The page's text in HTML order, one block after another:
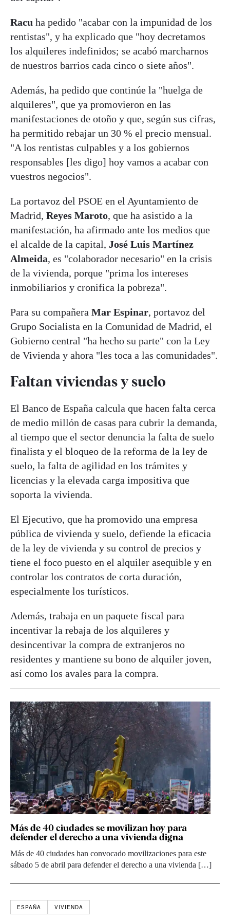
Racu ha pedido "acabar con la impunidad de los
rentistas", y ha explicado que "hoy decretamos
los alquileres indefinidos; se acabó marcharnos
de nuestros barrios cada cinco o siete años".
Además, ha pedido que continúe la "huelga de
alquileres", que ya promovieron en las
manifestaciones de otoño y que, según sus cifras,
ha permitido rebajar un 30 % el precio mensual.
"A los rentistas culpables y a los gobiernos
responsables [les digo] hoy vamos a acabar con
vuestros negocios".
La portavoz del PSOE en el Ayuntamiento de
Madrid, Reyes Maroto, que ha asistido a la
manifestación, ha afirmado ante los medios que
el alcalde de la capital, José Luis Martínez
Almeida, es "colaborador necesario" en la crisis
de la vivienda, porque "prima los intereses
inmobiliarios y cronifica la pobreza".
Para su compañera Mar Espinar, portavoz del
Grupo Socialista en la Comunidad de Madrid, el
Gobierno central "ha hecho su parte" con la Ley
de Vivienda y ahora "les toca a las comunidades".
Faltan viviendas y suelo
El Banco de España calcula que hacen falta cerca
de medio millón de casas para cubrir la demanda,
al tiempo que el sector denuncia la falta de suelo
finalista y el bloqueo de la reforma de la ley de
suelo, la falta de agilidad en los trámites y
licencias y la elevada carga impositiva que
soporta la vivienda.
El Ejecutivo, que ha promovido una empresa
pública de vivienda y suelo, defiende la eficacia
de la ley de vivienda y su control de precios y
tiene el foco puesto en el alquiler asequible y en
controlar los contratos de corta duración,
especialmente los turísticos.
Además, trabaja en un paquete fiscal para
incentivar la rebaja de los alquileres y
desincentivar la compra de extranjeros no
residentes y mantiene su bono de alquiler joven,
así como los avales para la compra.
Más de 40 ciudades se movilizan hoy para
defender el derecho a una vivienda digna
Más de 40 ciudades han convocado movilizaciones para este
sábado 5 de abril para defender el derecho a una vivienda […]
ESPAÑA VIVIENDA